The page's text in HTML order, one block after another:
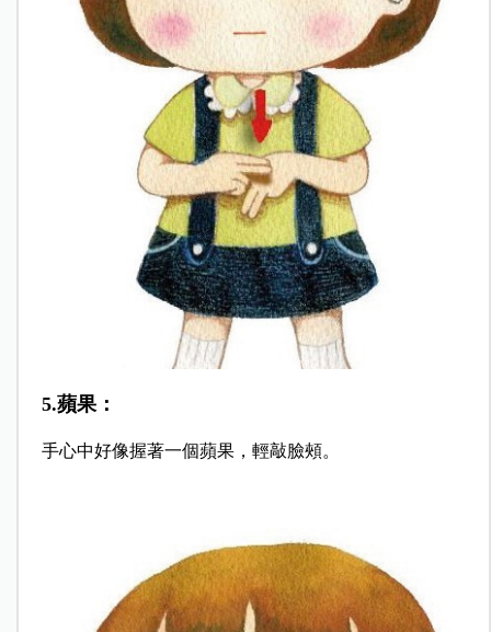
5.蘋果：
手心中好像握著一個蘋果，輕敲臉頰。